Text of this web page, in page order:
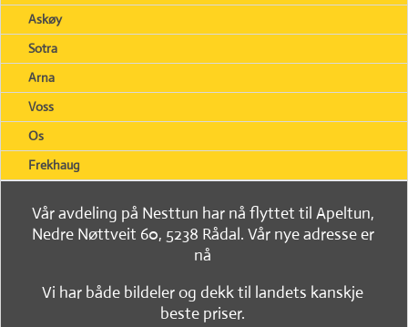
Askøy
Sotra
Arna
Voss
Os
Frekhaug
Vår avdeling på Nesttun har nå flyttet til Apeltun,
Nedre Nøttveit 60, 5238 Rådal. Vår nye adresse er
nå
Vi har både bildeler og dekk til landets kanskje
beste priser.